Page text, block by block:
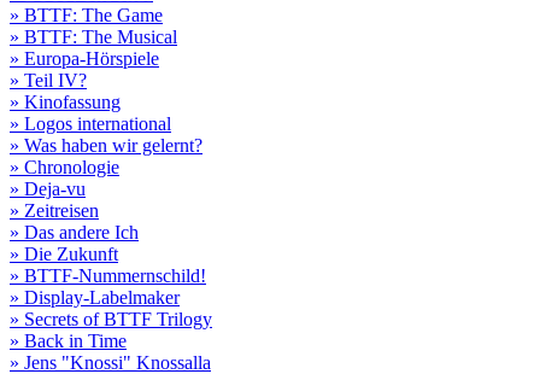
» BTTF: The Game
» BTTF: The Musical
» Europa-Hörspiele
» Teil IV?
» Kinofassung
» Logos international
» Was haben wir gelernt?
» Chronologie
» Deja-vu
» Zeitreisen
» Das andere Ich
» Die Zukunft
» BTTF-Nummernschild!
» Display-Labelmaker
» Secrets of BTTF Trilogy
» Back in Time
» Jens "Knossi" Knossalla